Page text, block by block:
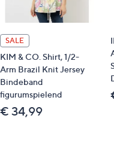
Länge: ca. 70 cm
Material
95 %
Pflege
SALE
KIM & CO. Shirt, 1/2-
Arm Brazil Knit Jersey
Bindeband
figurumspielend
€ 34,99